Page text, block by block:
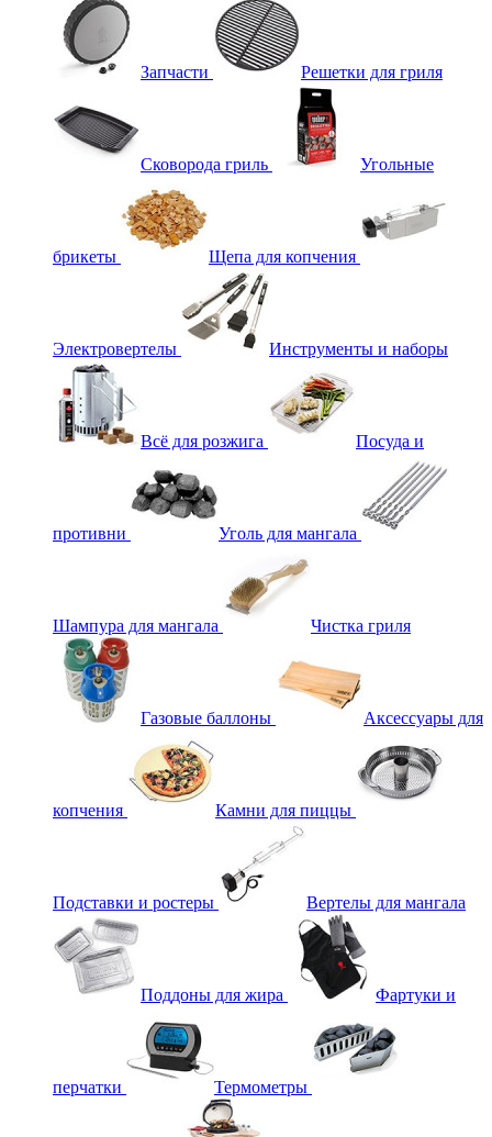
Запчасти Решетки для гриля
Сковорода гриль Угольные
брикеты Щепа для копчения
Электровертелы Инструменты и наборы
Всё для розжига Посуда и
противни Уголь для мангала
Шампура для мангала Чистка гриля
Газовые баллоны Аксессуары для
копчения Камни для пиццы
Подставки и ростеры Вертелы для мангала
Поддоны для жира Фартуки и
перчатки Термометры